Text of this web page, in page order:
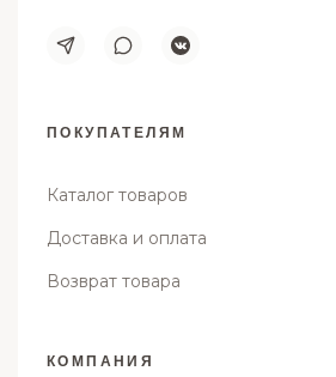
ПОКУПАТЕЛЯМ
Каталог товаров
Доставка и оплата
Возврат товара
КОМПАНИЯ